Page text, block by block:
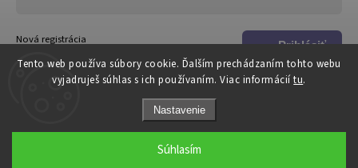
Tento web používa súbory cookie. Ďalším prechádzaním tohto webu
vyjadruješ súhlas s ich používaním. Viac informáciítu.
Nastavenie
Súhlasím
Prihlásiť
sa
Nová registrácia
Zabudnuté heslo